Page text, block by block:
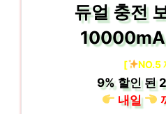
듀얼 충전
[ NO.5
9%할인 된
내일